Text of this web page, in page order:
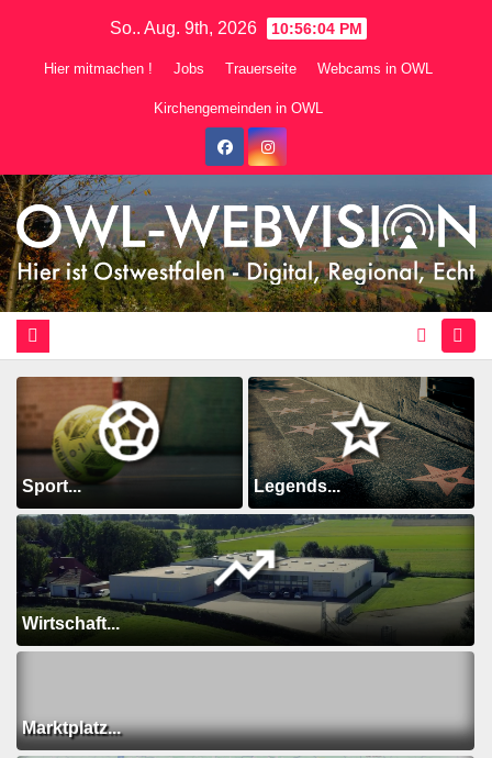
So.. Aug. 9th, 2026 10:56:05 PM
Hier mitmachen ! Jobs Trauerseite Webcams in OWL
Kirchengemeinden in OWL
Sport... Legends...
Wirtschaft...
Marktplatz...